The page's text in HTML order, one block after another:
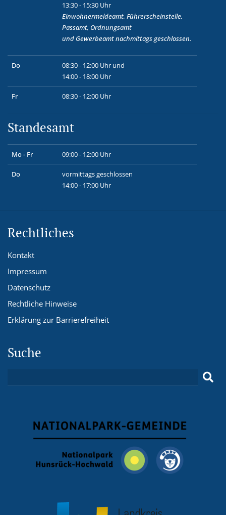
13:30 - 15:30 Uhr
Einwohnermeldeamt, Führerscheinstelle,
Passamt, Ordnungsamt
und Gewerbeamtnachmittags geschlossen.
Do
08:30 - 12:00 Uhr und
14:00 - 18:00 Uhr
Fr 08:30 - 12:00 Uhr
Standesamt
Mo - Fr 09:00 - 12:00 Uhr
Do
vormittags geschlossen
14:00 - 17:00 Uhr
Rechtliches
Kontakt
Impressum
Datenschutz
Rechtliche Hinweise
Erklärung zur Barrierefreiheit
Suche